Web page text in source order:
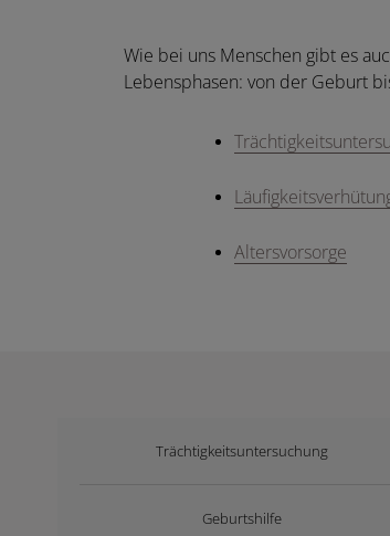
Wie bei uns Menschen gibt es
Lebensphasen: von der Geburt
Altersvorsorge
Trächtigkeitsuntersuchung
Geburtshilfe